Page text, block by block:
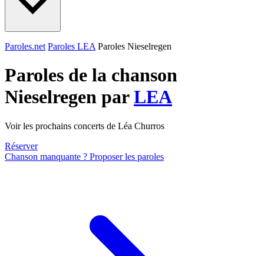
Paroles.net Paroles LEA Paroles Nieselregen
Paroles de la chanson
Nieselregen parLEA
Voir les prochains concerts de Léa Churros
Réserver
Chanson manquante ? Proposer les paroles